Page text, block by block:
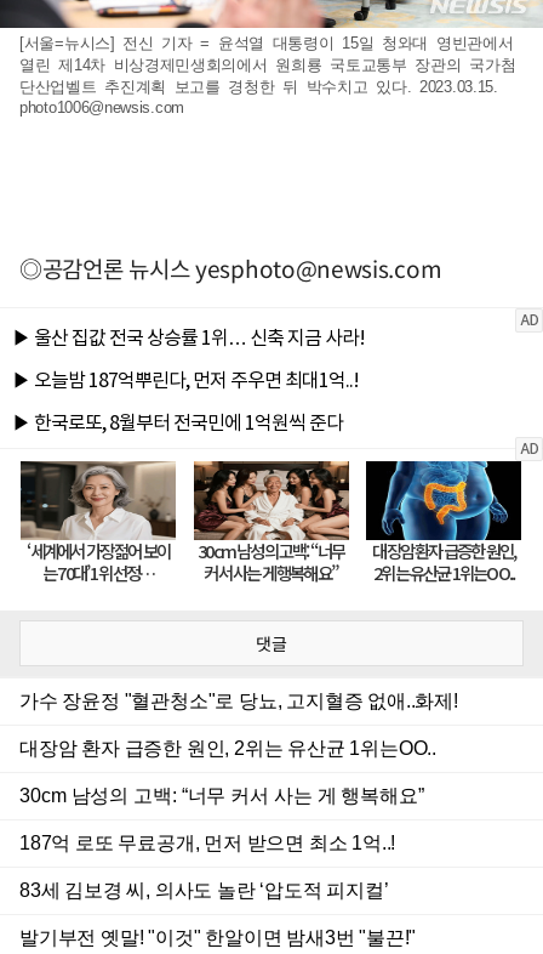
[서울=뉴시스] 전신 기자 = 윤석열 대통령이 15일 청와대 영빈관에서
열린 제14차 비상경제민생회의에서 원희룡 국토교통부 장관의 국가첨
단산업벨트 추진계획 보고를 경청한 뒤 박수치고 있다. 2023.03.15.
photo1006@newsis.com
◎공감언론 뉴시스yesphoto@newsis.com
댓글